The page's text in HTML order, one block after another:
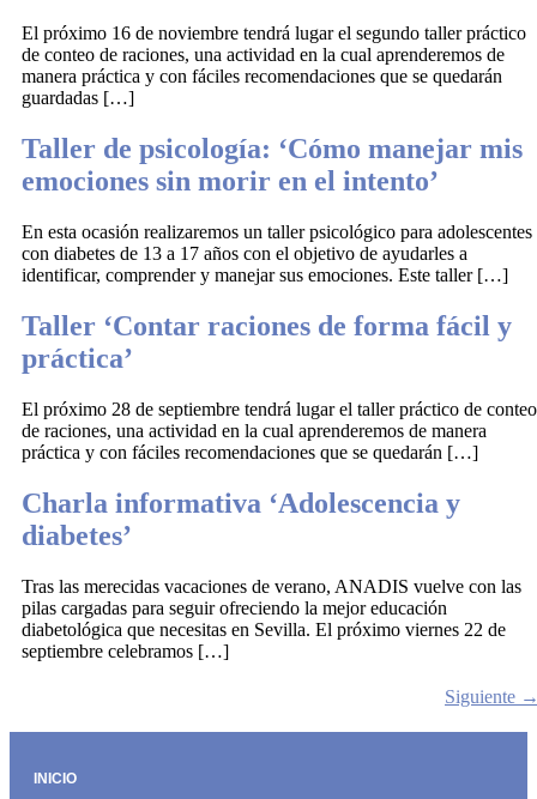
El próximo 16 de noviembre tendrá lugar el segundo taller práctico
de conteo de raciones, una actividad en la cual aprenderemos de
manera práctica y con fáciles recomendaciones que se quedarán
guardadas […]
Taller de psicología: ‘Cómo manejar mis
emociones sin morir en el intento’
En esta ocasión realizaremos un taller psicológico para adolescentes
con diabetes de 13 a 17 años con el objetivo de ayudarles a
identificar, comprender y manejar sus emociones. Este taller […]
Taller ‘Contar raciones de forma fácil y
práctica’
El próximo 28 de septiembre tendrá lugar el taller práctico de conteo
de raciones, una actividad en la cual aprenderemos de manera
práctica y con fáciles recomendaciones que se quedarán […]
Charla informativa ‘Adolescencia y
diabetes’
Tras las merecidas vacaciones de verano, ANADIS vuelve con las
pilas cargadas para seguir ofreciendo la mejor educación
diabetológica que necesitas en Sevilla. El próximo viernes 22 de
septiembre celebramos […]
Siguiente
INICIO